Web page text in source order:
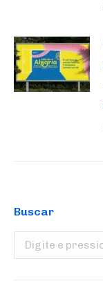
Buscar
Search: